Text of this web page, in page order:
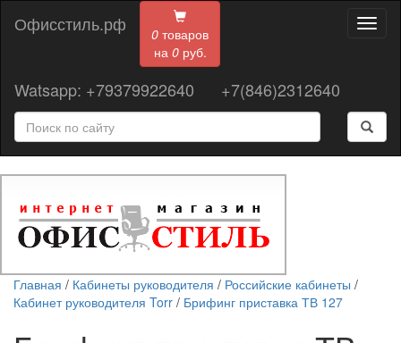
0 товаров
на 0руб.
Офисстиль.рф
Watsapp: +79379922640 +7(846)2312640
Главная / Кабинеты руководителя / Российские кабинеты /
Кабинет руководителя Torr / Брифинг приставка ТВ 127